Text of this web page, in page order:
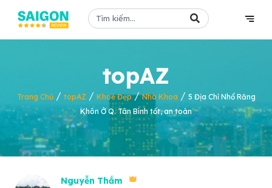
topAZ
Trang Chủ/ topAZ / Khoẻ Đẹp/Nha Khoa / 5 Địa Chỉ Nhổ Răng
Khôn Ở Q. Tân Bình tốt, an toàn
Nguyễn Thắm